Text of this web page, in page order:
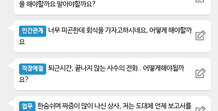
을 해야할까요 말아야할까요?
인간관계
너무 피곤한데 회식을 가자고하시네요, 어떻게 해야할까
요
직장예절
퇴근시간, 끝나지 않는 사수의 전화.. 어떻게해야될까
요?
업무
한숨쉬며 짜증이 많이 나신 상사, 저는 도대체 언제 보고서를